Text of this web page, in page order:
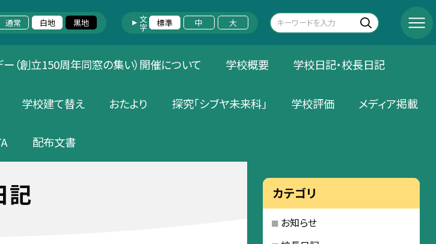
通常 白地 黒地 文字 標準 中 大
ー（創立150周年同窓の集い）開催について 学校概要 学校日記・校長日記
学校建て替え おたより 探究「シブヤ未来科」 学校評価 メディア掲載
配布文書
記 カテゴリ
お知らせ